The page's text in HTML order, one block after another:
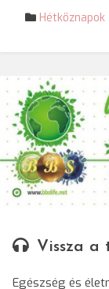
Hétköznapok
Vissza a
Egészség és